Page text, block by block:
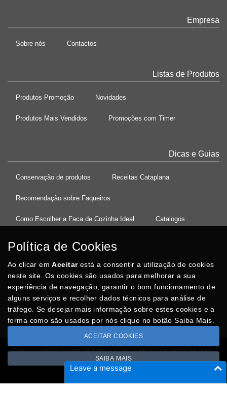
Leave a message
Empresa
Sobre nós Contactos
Listas de Produtos
Produtos Promoção Novidades
Produtos Mais Vendidos Promoções com Timer
Dicas e Guias
Conservação de produtos Receitas Cataplana
Recomendação sobre Faqueiros
Como Escolher a Faca de Cozinha Ideal Catalogos
37°08'27.5"N 8°32'13.9"W
Posso Ajudar?
Todos os valores incluem IVA à taxa em vigor e são exclusivos da loja online
Copyright © CASACARMINHO.com 2026
Desenvolvido porOptimeios
Política de Cookies
Ao clicar emAceitarestá a consentir a utilização de cookies
neste site. Os cookies são usados para melhorar a sua
experiência de navegação, garantir o bom funcionamento de
alguns serviços e recolher dados técnicos para análise de
tráfego. Se desejar mais informação sobre estes cookies e a
forma como são usados por nós clique no botão Saiba Mais.
ACEITAR COOKIES
SAIBA MAIS